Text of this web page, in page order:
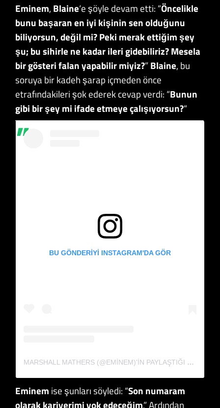
Eminem, Blaine‘e şöyle devam etti: “Öncelikle
bunu başaran en iyi kişinin sen olduğunu
biliyorsun, değil mi? Peki merak ettiğim şey
şu; bu sihirle ne kadar ileri gidebiliriz? Mesela
bir gösteri falan yapabilir miyiz?”Blaine, bu
soruya bir kadeh şarap içmeden önce
etrafındakileri şok ederek cevap verdi: “Bunun
gibi bir şey mi ifade etmeye çalışıyorsun?“
BU GÖNDERIYI INSTAGRAM'DA GÖR
MARSHALL MATHERS (@EMINEM)'IN PAYLAŞTIĞI BIR GÖNDERI
Eminem ise şunları söyledi: “Son numaram
olarak kariyerimi yok edeceğim.” Ardından